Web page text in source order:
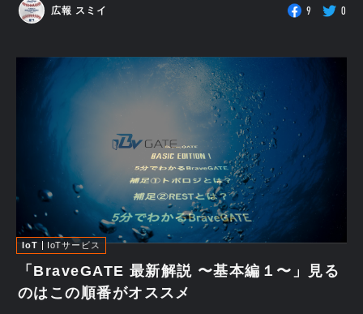
広報 スミイ 9 0
IoT IoTサービス
「BraveGATE 最新解説 〜基本編１〜」見る
のはこの順番がオススメ